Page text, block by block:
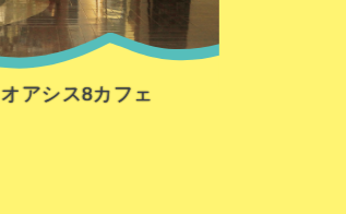
オアシス8カフェ